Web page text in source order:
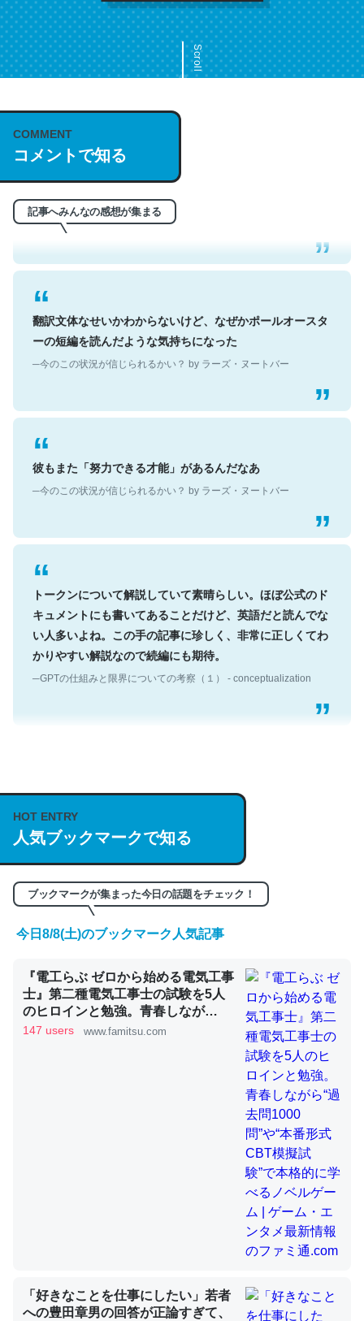
Scroll
COMMENT
コメントで知る
記事へみんなの感想が集まる
これは名文。彼はとてもクレバーなんだろうなと凄く思
う。英語少しでも読める人は原文もお勧め。自分はこの流
れ好き。Let’s Fucking Go. Then Covid hit. Shit.
─今のこの状況が信じられるかい？ by ラーズ・ヌートバー
翻訳文体なせいかわからないけど、なぜかポールオースタ
ーの短編を読んだような気持ちになった
彼もまた「努力できる才能」があるんだなあ
トークンについて解説していて素晴らしい。ほぼ公式のド
キュメントにも書いてあることだけど、英語だと読んでな
い人多いよね。この手の記事に珍しく、非常に正しくてわ
かりやすい解説なので続編にも期待。
説してる記事が少ないので貴重な良記事。/続編来た
https://isobe324649.hatenablog.com/entry/2023/03/27
/064121
─GPTの仕組みと限界についての考察（１） - conceptualization
くらい。小説でいう「ずっと前の伏線」は回収されないけ
ど、短期記憶というには多い分量。進化すればするほど分
かりやすく強くなりそう
─GPTの仕組みと限界についての考察（１） - conceptualization
昆虫ってカルシウム少ないのか。知らんかった。調べたら
コオロギのカルシウム分はエビの600分の1程度。
─ニュース :: 【研究発表】昆虫学の大問題＝「昆虫はなぜ海にいな
論文では「淡水はカルシウムも酸素も不足してて両方に不
HOT ENTRY
人気ブックマークで知る
ブックマークが集まった今日の話題をチェック！
今日8/8(土)のブックマーク人気記事
『電工らぶ ゼロから始める電気工事
士』第二種電気工事士の試験を5人
のヒロインと勉強。青春しなが
ら“過去問1000問”や“本番形式CBT
147 users www.famitsu.com
「好きなことを仕事にしたい」若者
への豊田章男の回答が正論すぎて、